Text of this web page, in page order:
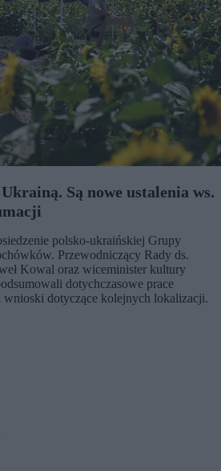
Są nowe ustalenia ws.
polsko-ukraińskiej Grupy
Przewodniczący Rady ds.
Kowal oraz wiceminister kultury
dotychczasowe prace
dotyczące kolejnych lokalizacji.